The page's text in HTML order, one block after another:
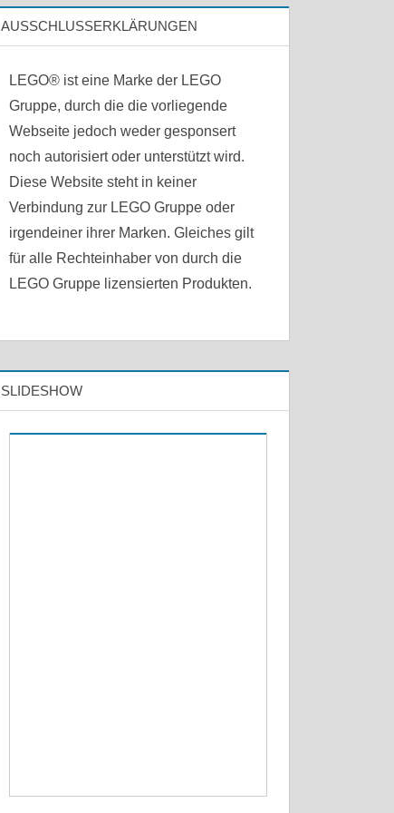
AUSSCHLUSSERKLÄRUNGEN
LEGO® ist eine Marke der LEGO
Gruppe, durch die die vorliegende
Webseite jedoch weder gesponsert
noch autorisiert oder unterstützt wird.
Diese Website steht in keiner
Verbindung zur LEGO Gruppe oder
irgendeiner ihrer Marken. Gleiches gilt
für alle Rechteinhaber von durch die
LEGO Gruppe lizensierten Produkten.
SLIDESHOW